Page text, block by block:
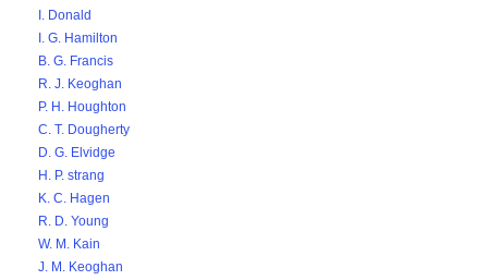
I. Donald
I. G. Hamilton
B. G. Francis
R. J. Keoghan
P. H. Houghton
C. T. Dougherty
D. G. Elvidge
H. P. strang
K. C. Hagen
R. D. Young
W. M. Kain
J. M. Keoghan